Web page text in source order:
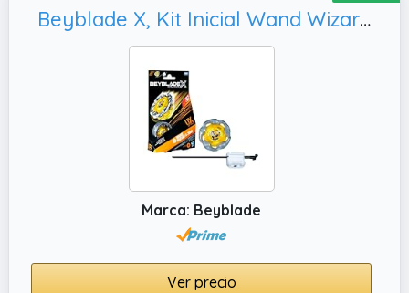
el trinquete y el piñón intercambiables de las
peonzas Beyblade se montan y desmontan
en un rápido giro y dos clics para que estés
listo para lanzarte a la batalla de trompos de
Beyblade X, Kit Inicial Wand Wizard 5-70DB UX con Top y Lanzador
Marca: Beyblade
Ver precio